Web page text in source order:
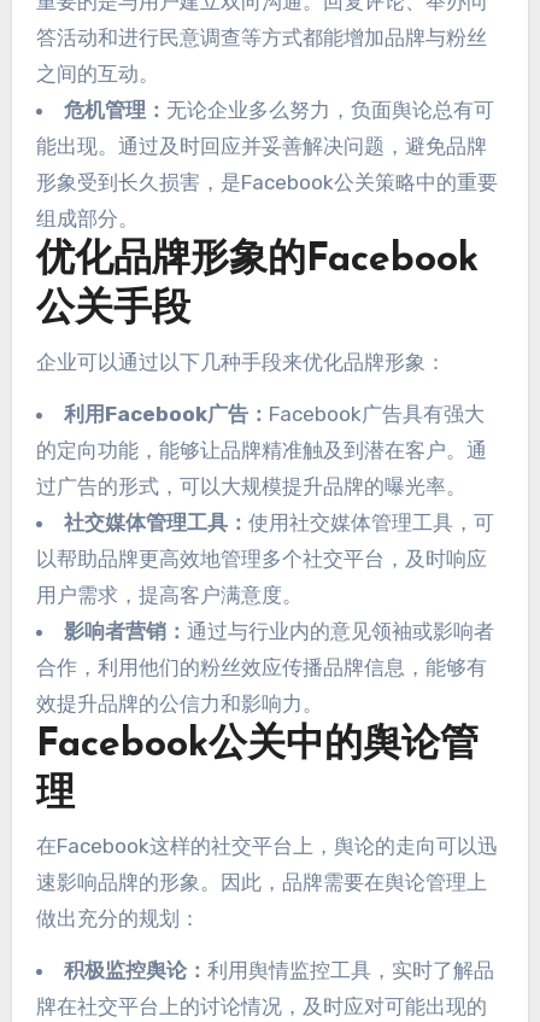
答活动和进行民意调查等方式都能增加品牌与粉丝
之间的互动。
危机管理： 无论企业多么努力，负面舆论总有可
能出现。通过及时回应并妥善解决问题，避免品牌
形象受到长久损害，是Facebook公关策略中的重要
组成部分。
优化品牌形象的Facebook
公关手段
企业可以通过以下几种手段来优化品牌形象：
利用Facebook广告： Facebook广告具有强大
的定向功能，能够让品牌精准触及到潜在客户。通
过广告的形式，可以大规模提升品牌的曝光率。
社交媒体管理工具： 使用社交媒体管理工具，可
以帮助品牌更高效地管理多个社交平台，及时响应
用户需求，提高客户满意度。
影响者营销： 通过与行业内的意见领袖或影响者
合作，利用他们的粉丝效应传播品牌信息，能够有
效提升品牌的公信力和影响力。
Facebook公关中的舆论管
理
在Facebook这样的社交平台上，舆论的走向可以迅
速影响品牌的形象。因此，品牌需要在舆论管理上
做出充分的规划：
积极监控舆论： 利用舆情监控工具，实时了解品
牌在社交平台上的讨论情况，及时应对可能出现的